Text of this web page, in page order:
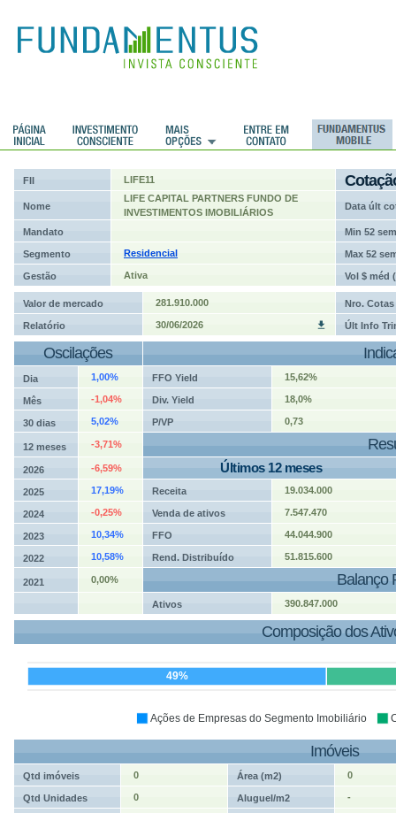
FII LIFE11
Nome
LIFE CAPITAL PARTNERS FUNDO DE
INVESTIMENTOS IMOBILIÁRIOS
Data últ
Mandato Min 52 sem
Segmento Residencial Max 52
Gestão Ativa Vol $ méd
Valor de mercado 281.910.000 Nro. Cotas
Relatório 30/06/2026 Últ Info
Oscilações
Dia 1,00% FFO Yield 15,62%
Mês -1,04% Div. Yield 18,0%
30 dias 5,02% P/VP 0,73
12 meses -3,71%
2026 -6,59% Últimos 12 meses
2025 17,19% Receita 19.034.000
2024 -0,25% Venda de ativos 7.547.470
2023 10,34% FFO 44.044.900
2022 10,58% Rend. Distribuído 51.815.600
2021 0,00% Balanço
Ativos 390.847.000
Composição dos
49%
Ações de Empresas do Segmento Imobiliário
Imóveis
Qtd imóveis 0 Área (m2) 0
Qtd Unidades 0 Aluguel/m2 -